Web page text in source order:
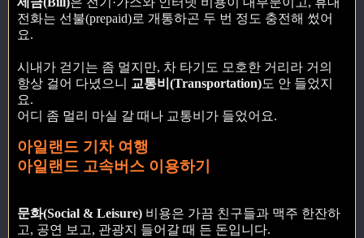
전화는 선불(prepaid)로 개통하곤 두 번 정도 충전해 썼어
요.
시내가 걷기는 좀 멀지만, 차 타기도 모호한 거리라 거의
항상 걸어 다녔으니 교통비(Transportation)도 안 들었지
요.
어디 좀 멀리 마실 갈 때나 교통비가 들었어요.
아일랜드 기차 여행
아일랜드 고속버스 이용하기
문화(Social & Leisure) 비용은 가끔 친구들과 맥주 한잔하
고, 공연 보고, 관광지 들어갈 때 든 돈입니다.